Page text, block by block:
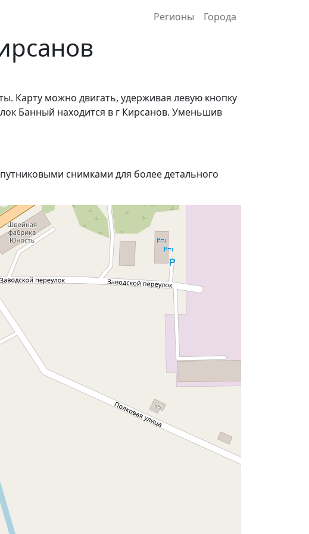
Регионы Города
Карту можно двигать, удерживая левую кнопку
Банный находится в г Кирсанов. Уменьшив
снимками для более детального